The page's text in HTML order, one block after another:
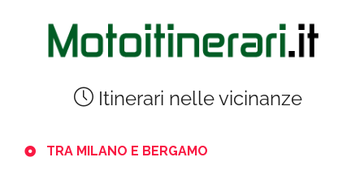
Itinerari nelle vicinanze
TRA MILANO E BERGAMO